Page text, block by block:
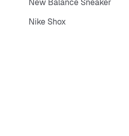
New Balance Sneaker
Nike Shox